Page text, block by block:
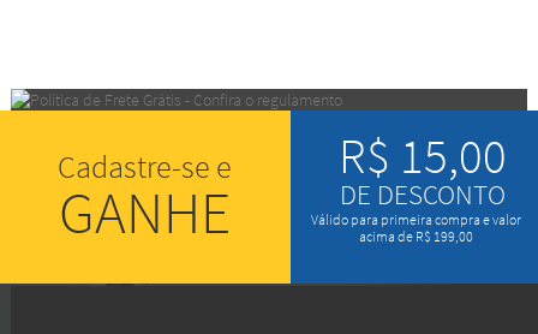
Cadastre-se e
GANHE
R$ 15,00
DE DESCONTO
Válido para primeira compra e valor
acima de R$ 199,00